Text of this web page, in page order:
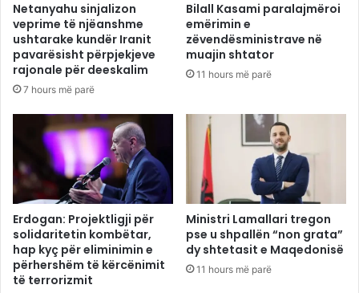
Netanyahu sinjalizon
veprime të njëanshme
ushtarake kundër Iranit
pavarësisht përpjekjeve
rajonale për deeskalim
7 hours më parë
Bilall Kasami paralajmëroi
emërimin e
zëvendësministrave në
muajin shtator
11 hours më parë
Erdogan: Projektligji për
solidaritetin kombëtar,
hap kyç për eliminimin e
përhershëm të kërcënimit
të terrorizmit
Ministri Lamallari tregon
pse u shpallën “non grata”
dy shtetasit e Maqedonisë
11 hours më parë